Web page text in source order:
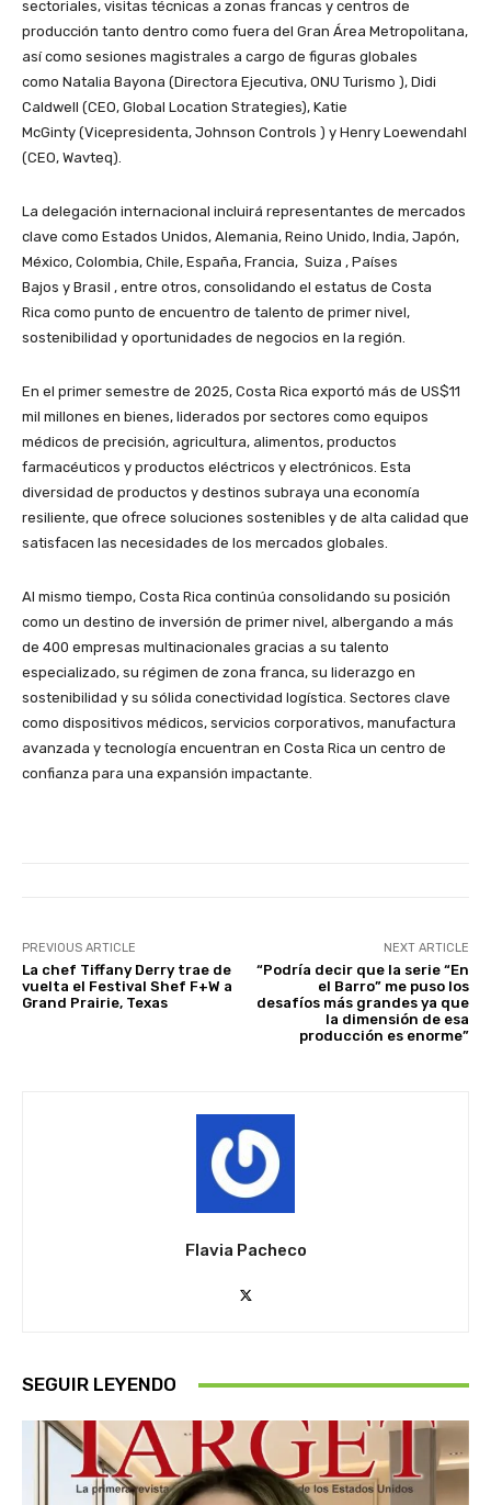
sectoriales, visitas técnicas a zonas francas y centros de
producción tanto dentro como fuera del Gran Área Metropolitana,
así como sesiones magistrales a cargo de figuras globales
como Natalia Bayona (Directora Ejecutiva, ONU Turismo ), Didi
Caldwell (CEO, Global Location Strategies), Katie
McGinty (Vicepresidenta, Johnson Controls ) y Henry Loewendahl
(CEO, Wavteq).
La delegación internacional incluirá representantes de mercados
clave como Estados Unidos, Alemania, Reino Unido, India, Japón,
México, Colombia, Chile, España, Francia, Suiza , Países
Bajos y Brasil , entre otros, consolidando el estatus de Costa
Rica como punto de encuentro de talento de primer nivel,
sostenibilidad y oportunidades de negocios en la región.
En el primer semestre de 2025, Costa Rica exportó más de US$11
mil millones en bienes, liderados por sectores como equipos
médicos de precisión, agricultura, alimentos, productos
farmacéuticos y productos eléctricos y electrónicos. Esta
diversidad de productos y destinos subraya una economía
resiliente, que ofrece soluciones sostenibles y de alta calidad que
satisfacen las necesidades de los mercados globales.
Al mismo tiempo, Costa Rica continúa consolidando su posición
como un destino de inversión de primer nivel, albergando a más
de 400 empresas multinacionales gracias a su talento
especializado, su régimen de zona franca, su liderazgo en
sostenibilidad y su sólida conectividad logística. Sectores clave
como dispositivos médicos, servicios corporativos, manufactura
avanzada y tecnología encuentran en Costa Rica un centro de
confianza para una expansión impactante.
PREVIOUS ARTICLE
La chef Tiffany Derry trae de
vuelta el Festival Shef F+W a
Grand Prairie, Texas
NEXT ARTICLE
“Podría decir que la serie “En
el Barro” me puso los
desafíos más grandes ya que
la dimensión de esa
producción es enorme”
Flavia Pacheco
SEGUIR LEYENDO